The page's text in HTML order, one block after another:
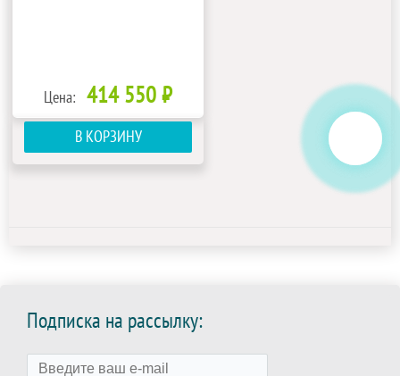
Цена: 414 550 ₽
В КОРЗИНУ
Подписка на рассылку: